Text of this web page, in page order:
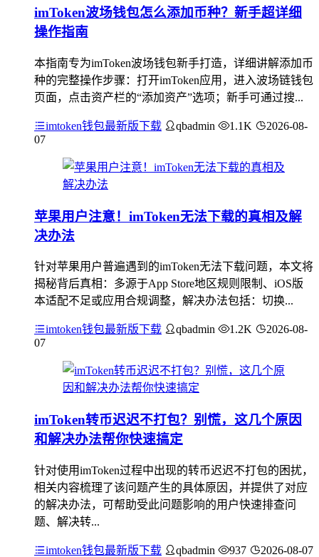
imToken波场钱包怎么添加币种？新手超详细
操作指南
本指南专为imToken波场钱包新手打造，详细讲解添加币
种的完整操作步骤：打开imToken应用，进入波场链钱包
页面，点击资产栏的“添加资产”选项；新手可通过搜...
imtoken钱包最新版下载 qbadmin 1.1K
2026-08-
07
苹果用户注意！imToken无法下载的真相及解
决办法
针对苹果用户普遍遇到的imToken无法下载问题，本文将
揭秘背后真相：多源于App Store地区规则限制、iOS版
本适配不足或应用合规调整，解决办法包括：切换...
imtoken钱包最新版下载 qbadmin 1.2K
2026-08-
07
imToken转币迟迟不打包？别慌，这几个原因
和解决办法帮你快速搞定
针对使用imToken过程中出现的转币迟迟不打包的困扰，
相关内容梳理了该问题产生的具体原因，并提供了对应
的解决办法，可帮助受此问题影响的用户快速排查问
题、解决转...
imtoken钱包最新版下载 qbadmin 937 2026-08-07